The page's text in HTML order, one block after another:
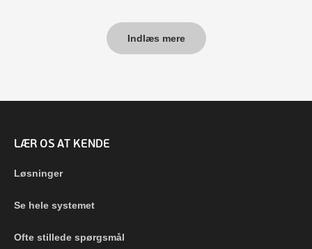
Indlæs mere
LÆR OS AT KENDE
Løsninger
Se hele systemet
Ofte stillede spørgsmål